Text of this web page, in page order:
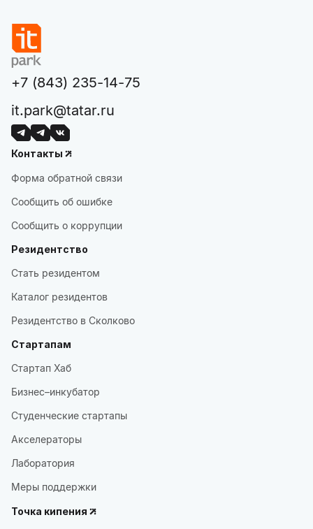
+7 (843) 235-14-75
it.park@tatar.ru
Контакты
Форма обратной связи
Сообщить об ошибке
Сообщить о коррупции
Резидентство
Стать резидентом
Каталог резидентов
Резидентство в Сколково
Стартапам
Стартап Хаб
Бизнес–инкубатор
Студенческие стартапы
Акселераторы
Лаборатория
Меры поддержки
Точка кипения